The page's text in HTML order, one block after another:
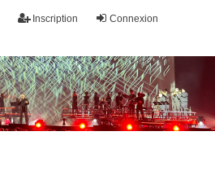
Connexion
Inscription